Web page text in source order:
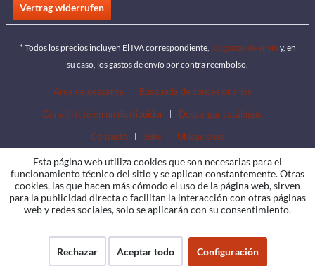
Vertrag widerrufen
* Todos los precios incluyen El IVA correspondiente, los gastos de envío y, en
su caso, los gastos de envío por contra reembolso.
Área de descarga
Búsqueda de concesionarios
Conviértete en un distribuidor
Descargar catálogos
Contacto
Jobs Ubicaciones
Esta página web utiliza cookies que son necesarias para el
funcionamiento técnico del sitio y se aplican constantemente. Otras
cookies, las que hacen más cómodo el uso de la página web, sirven
para la publicidad directa o facilitan la interacción con otras páginas
web y redes sociales, solo se aplicarán con su consentimiento.
Rechazar Aceptar todo Configuración